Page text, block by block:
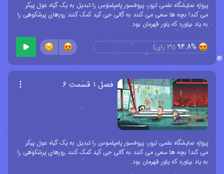
پروژه نمایشگاه علمی ترور، پروفسور پامپلموس را تبدیل به یک گیاه غول پیکر
می کند! بچه ها سعی می کنند به گالی جی کید کمک کنند روزهای پرشکوهی را
به یاد بیاورد که یاور قهرمان بود.
94.8%
(
31 رای)
فصل ۱ قسمت ۶
پروژه نمایشگاه علمی ترور، پروفسور پامپلموس را تبدیل به یک گیاه غول پیکر
می کند! بچه ها سعی می کنند به گالی جی کید کمک کنند روزهای پرشکوهی را
به یاد بیاورد که یاور قهرمان بود.